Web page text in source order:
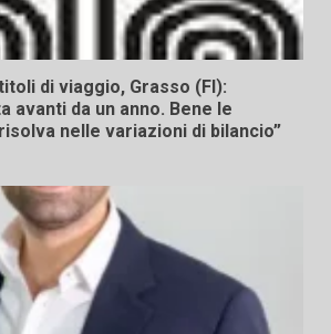
di viaggio, Grasso (FI):
avanti da un anno. Bene le
nelle variazioni di bilancio”